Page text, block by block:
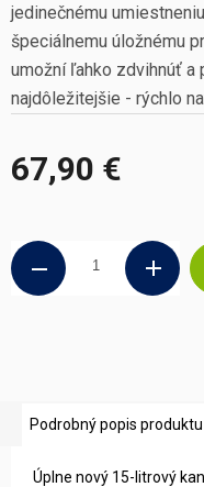
67,90 €
jedinečnému
špeciálnemu úložnému
umožní ľahko zdvihnúť a
najdôležitejšie - rýchlo
Podrobný popis produktu
Úplne nový 15-litrový